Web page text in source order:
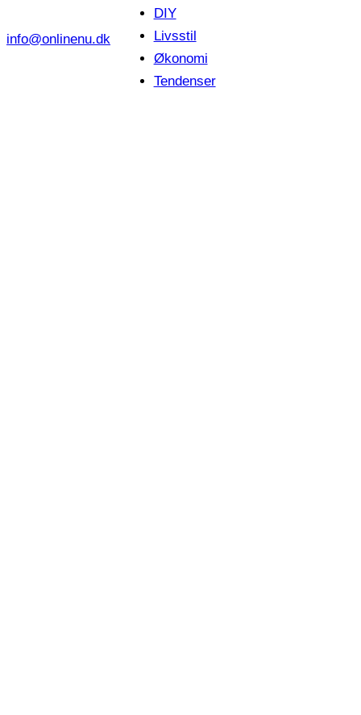
DIY
Livsstil
Økonomi
Tendenser
info@onlinenu.dk